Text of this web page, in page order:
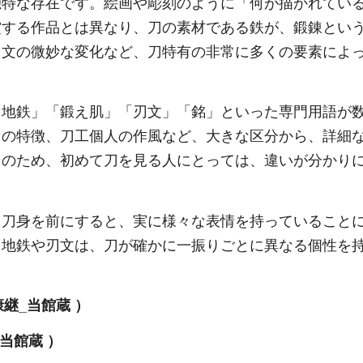
る作品とは異なり、刀の素材である鉄が、鍛錬とい
の微妙な変化など、刀特有の非常に多くの要素によ
」「鍛え肌」「刃文」「銘」といった専門用語が
特徴、刀工個人の作風など、大きな区分から、詳細
ため、初めて刀を見る人にとっては、違いが分かり
を前にすると、実に様々な表情を持っていること
鉄や刃文は、刀が確かに一振りごとに異なる個性を
館蔵 ）